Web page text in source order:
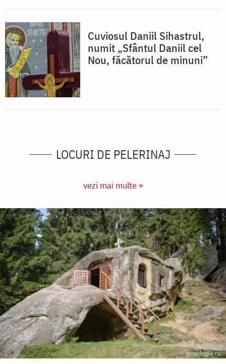
Cuviosul Daniil Sihastrul,
numit „Sfântul Daniil cel
Nou, făcătorul de minuni”
LOCURI DE PELERINAJ
vezi mai multe »